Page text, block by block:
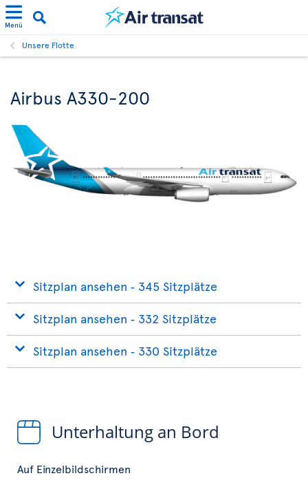
Menü
Unsere Flotte
Airbus A330-200
Sitzplan ansehen ‐ 345 Sitzplätze
Sitzplan ansehen ‐ 332 Sitzplätze
Sitzplan ansehen ‐ 330 Sitzplätze
Unterhaltung an Bord
Auf Einzelbildschirmen